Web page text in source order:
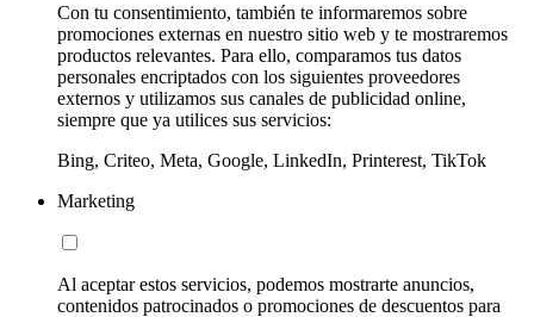
Con tu consentimiento, también te informaremos sobre
promociones externas en nuestro sitio web y te mostraremos
productos relevantes. Para ello, comparamos tus datos
personales encriptados con los siguientes proveedores
externos y utilizamos sus canales de publicidad online,
siempre que ya utilices sus servicios:
Bing, Criteo, Meta, Google, LinkedIn, Printerest, TikTok
Marketing
Al aceptar estos servicios, podemos mostrarte anuncios,
contenidos patrocinados o promociones de descuentos para